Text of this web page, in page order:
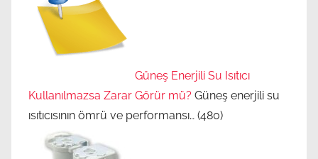
Güneş Enerjili Su Isıtıcı
Kullanılmazsa Zarar Görür mü? Güneş enerjili su
ısıtıcısının ömrü ve performansı… (480)